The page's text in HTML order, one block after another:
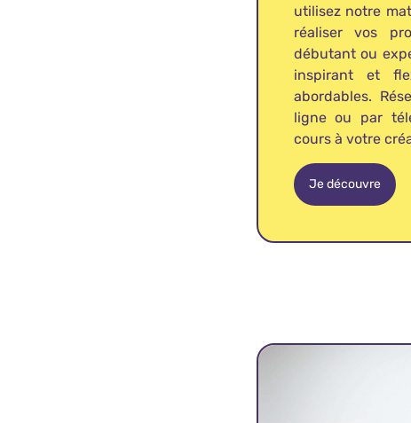
utilisez notre
réaliser vos
débutant ou
inspirant et
abordables.
ligne ou par
cours à votre
Je découvre